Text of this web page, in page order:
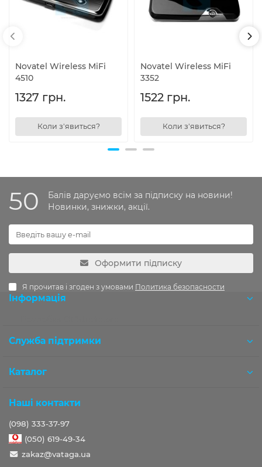
Novatel Wireless MiFi
4510
1327 грн.
Коли з'явиться?
Novatel Wireless MiFi
3352
1522 грн.
Коли з'явиться?
50
Балів даруємо всім за підписку на новини!
Новинки, знижки, акції.
Оформити підписку
Я прочитав і згоден з умовами Политика безопасности
Інформація
Служба підтримки
Каталог
Наші контакти
(098) 333-37-97
(050) 619-49-34
zakaz@vataga.ua